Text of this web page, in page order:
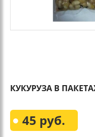
КУКУРУЗА В
45 руб.